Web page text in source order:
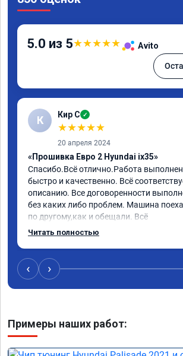
5.0 из 5★★★★★ Avito
К Кир С ✓
★★★★★
20 апреля 2024
«Прошивка Евро 2 Hyundai ix35»
Спасибо.Всё отлично.Работа
быстро и качественно. Всё
описанию. Все договоренности
без каких либо проблем. Машина
по другому,как и обещали. Всё
понравилось. Рекомендую данную
Читать полностью
‹ ›
Примеры наших работ: